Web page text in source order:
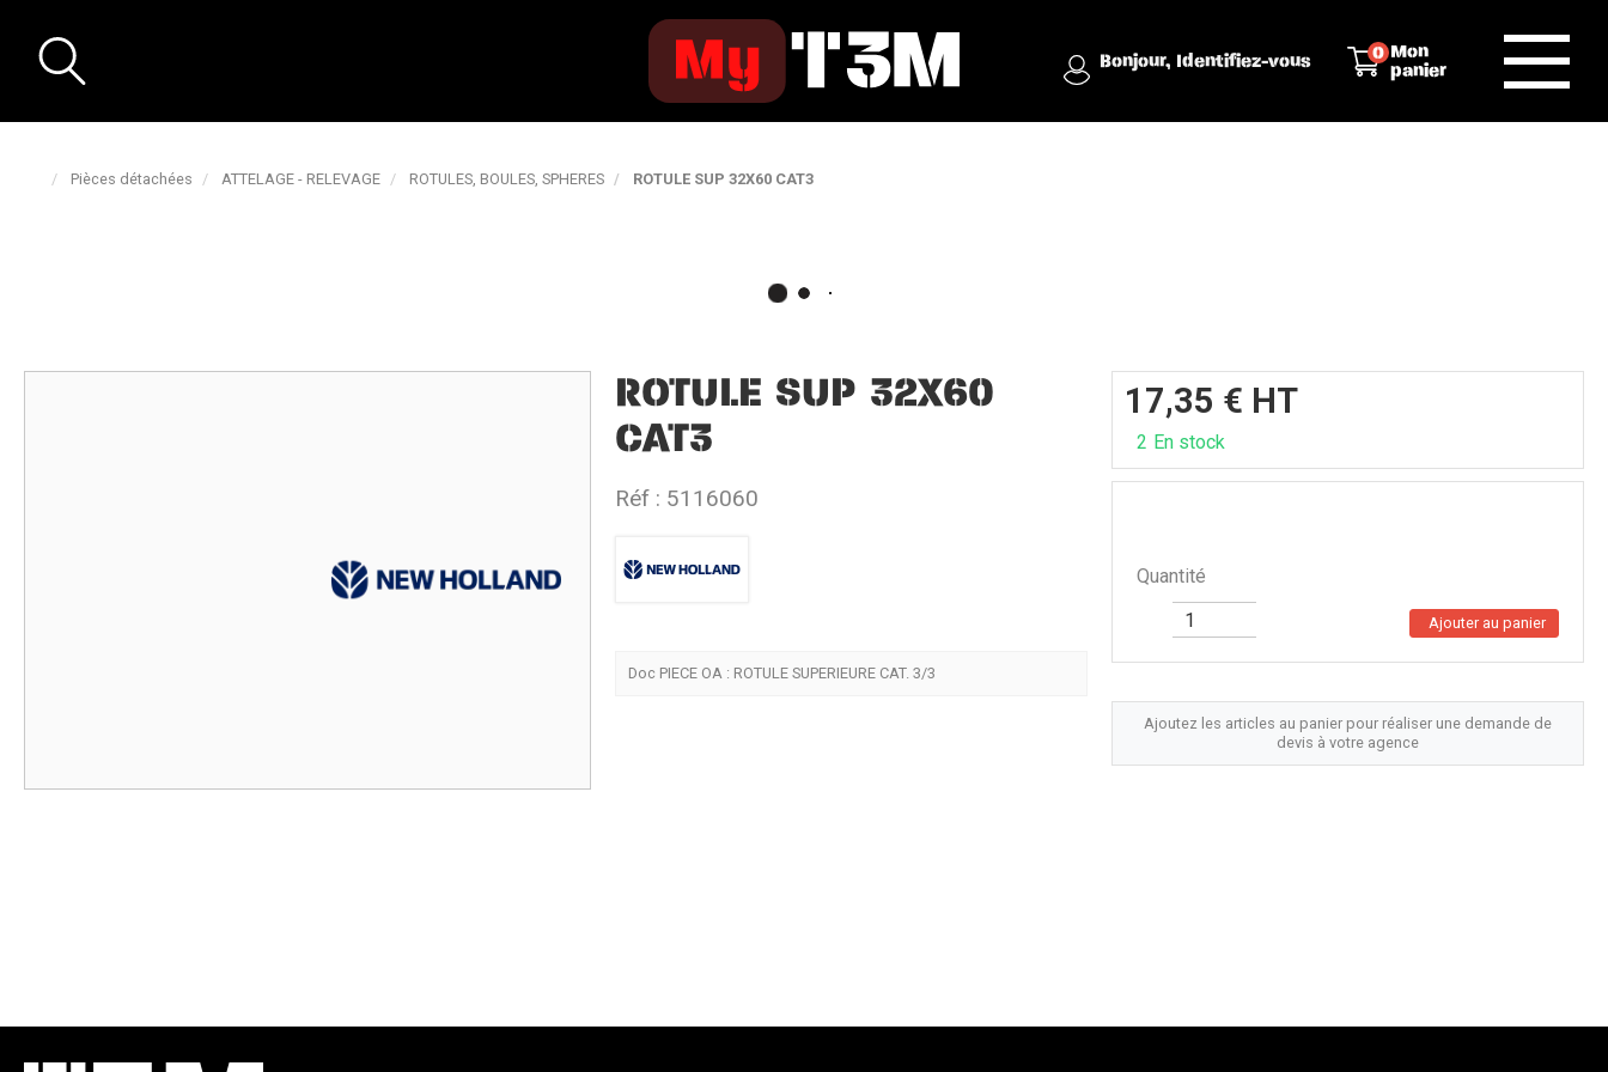
Bonjour, Identifiez-vous
Mon
panier
0
Pièces détachées ATTELAGE - RELEVAGE ROTULES, BOULES, SPHERES ROTULE SUP 32X60 CAT3
ROTULE SUP 32X60
CAT3
Réf : 5116060
Doc PIECE OA : ROTULE SUPERIEURE CAT. 3/3
Ajoutez les articles au panier pour réaliser une demande de
devis à votre agence
17,35 € HT
2 En stock
Quantité
Ajouter au panier